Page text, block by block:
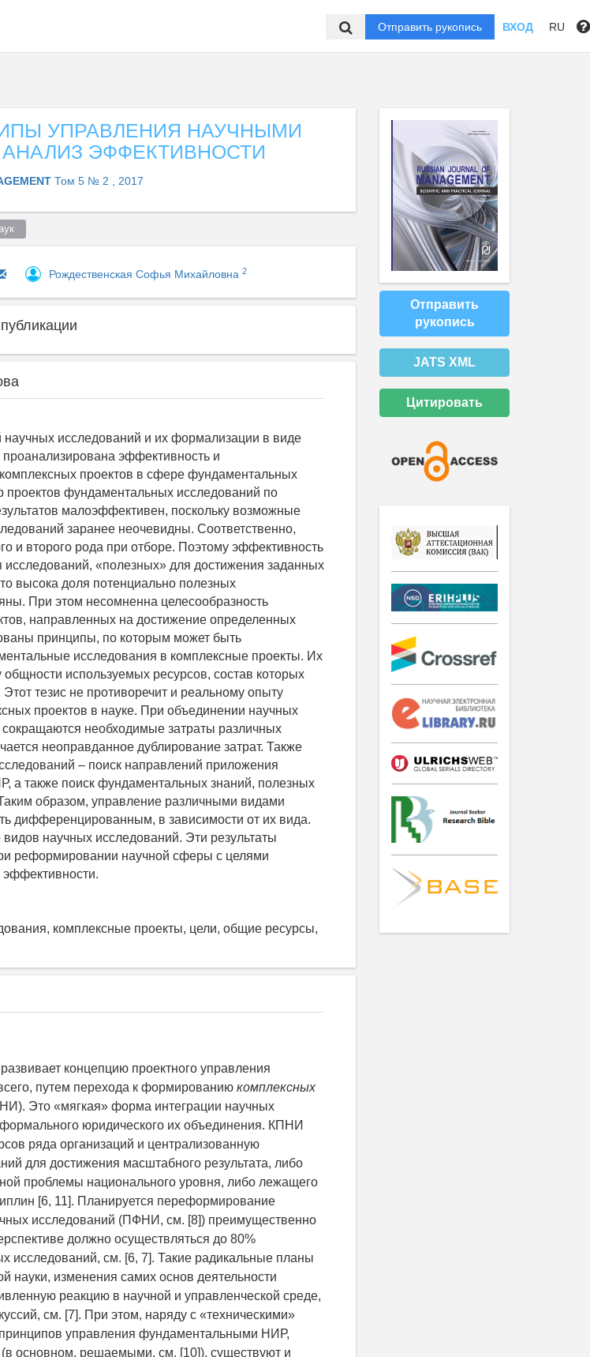
Отправить рукопись ВХОД RU
УПРАВЛЕНИЯ НАУЧНЫМИ
ЭФФЕКТИВНОСТИ
Том 5 № 2 , 2017
Рождественская Софья Михайловна 2
научных исследований и их формализации в виде
эффективность и
проектов в сфере фундаментальных
проектов фундаментальных исследований по
малоэффективен, поскольку возможные
заранее неочевидны. Соответственно,
и второго рода при отборе. Поэтому эффективность
исследований, «полезных» для достижения заданных
высока доля потенциально полезных
При этом несомненна целесообразность
направленных на достижение определенных
принципы, по которым может быть
исследования в комплексные проекты. Их
используемых ресурсов, состав которых
тезис не противоречит и реальному опыту
проектов в науке. При объединении научных
необходимые затраты различных
неоправданное дублирование затрат. Также
– поиск направлений приложения
а также поиск фундаментальных знаний, полезных
образом, управление различными видами
дифференцированным, в зависимости от их вида.
научных исследований. Эти результаты
реформировании научной сферы с целями
эффективности.
комплексные проекты, цели, общие ресурсы,
концепцию проектного управления
путем перехода к формированию комплексных
Это «мягкая» форма интеграции научных
юридического их объединения. КПНИ
ряда организаций и централизованную
для достижения масштабного результата, либо
проблемы национального уровня, либо лежащего
[6, 11]. Планируется переформирование
исследований (ПФНИ, см. [8]) преимущественно
должно осуществляться до 80%
исследований, см. [6, 7]. Такие радикальные планы
изменения самих основ деятельности
реакцию в научной и управленческой среде,
см. [7]. При этом, наряду с «техническими»
управления фундаментальными НИР,
основном, решаемыми, см. [10]), существуют и
Отправить
рукопись
JATS XML
Цитировать